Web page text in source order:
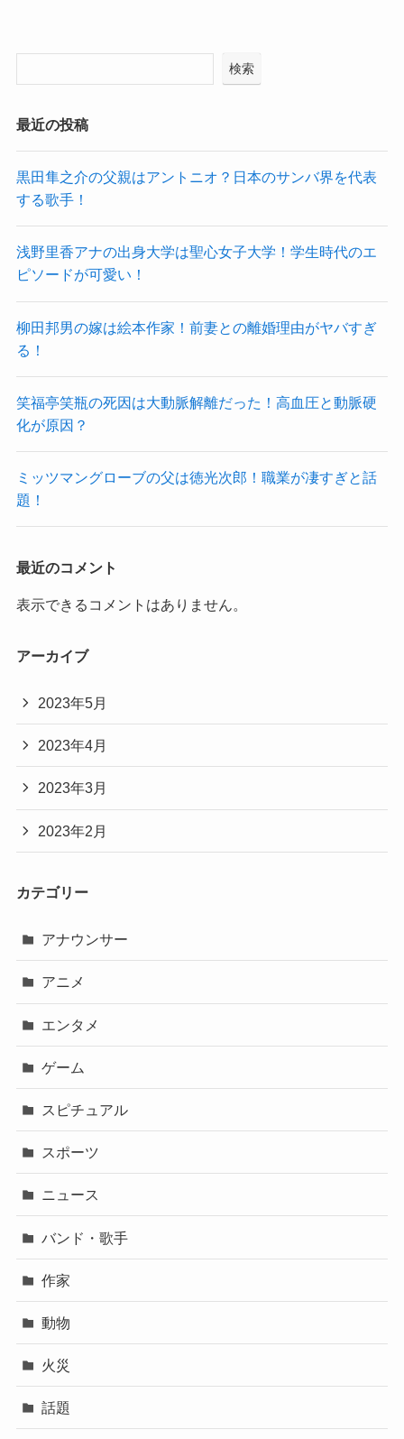
検索
最近の投稿
黒田隼之介の父親はアントニオ？日本のサンバ界を代表
する歌手！
浅野里香アナの出身大学は聖心女子大学！学生時代のエ
ピソードが可愛い！
柳田邦男の嫁は絵本作家！前妻との離婚理由がヤバすぎ
る！
笑福亭笑瓶の死因は大動脈解離だった！高血圧と動脈硬
化が原因？
ミッツマングローブの父は徳光次郎！職業が凄すぎと話
題！
最近のコメント
表示できるコメントはありません。
アーカイブ
2023年5月
2023年4月
2023年3月
2023年2月
カテゴリー
アナウンサー
アニメ
エンタメ
ゲーム
スピチュアル
スポーツ
ニュース
バンド・歌手
作家
動物
火災
話題